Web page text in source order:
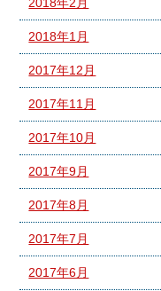
2018年1月
2017年12月
2017年11月
2017年10月
2017年9月
2017年8月
2017年7月
2017年6月